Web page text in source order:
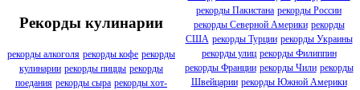
Рекорды кулинарии
рекорды алкоголя рекорды кофе рекорды
кулинарии рекорды пиццы рекорды
поедания рекорды сыра рекорды хот-
рекорды Пакистана рекорды России
рекорды Северной Америки рекорды
США рекорды Турции рекорды Украины
рекорды улиц рекорды Филиппин
рекорды Франции рекорды Чили рекорды
Швейцарии рекорды Южной Америки